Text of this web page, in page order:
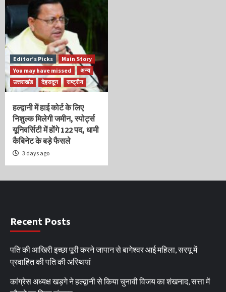
Editor’s Picks
Main Story
You may have missed
अन्य
उत्तराखंड
देहरादून राष्ट्रीय
हल्द्वानी में हाई कोर्ट के लिए
निशुल्क मिलेगी जमीन, स्पोर्ट्स
यूनिवर्सिटी में होंगे 122 पद, धामी
कैबिनेट के बड़े फैसले
3 days ago
Recent Posts
पति की आखिरी इच्छा पूरी करने जापान से बागेश्वर आई महिला, सरयू में
प्रवाहित की पति की अस्थियां
कांग्रेस अध्यक्ष खड़गे ने हल्द्वानी से किया चुनावी विजय का शंखनाद, सत्ता में